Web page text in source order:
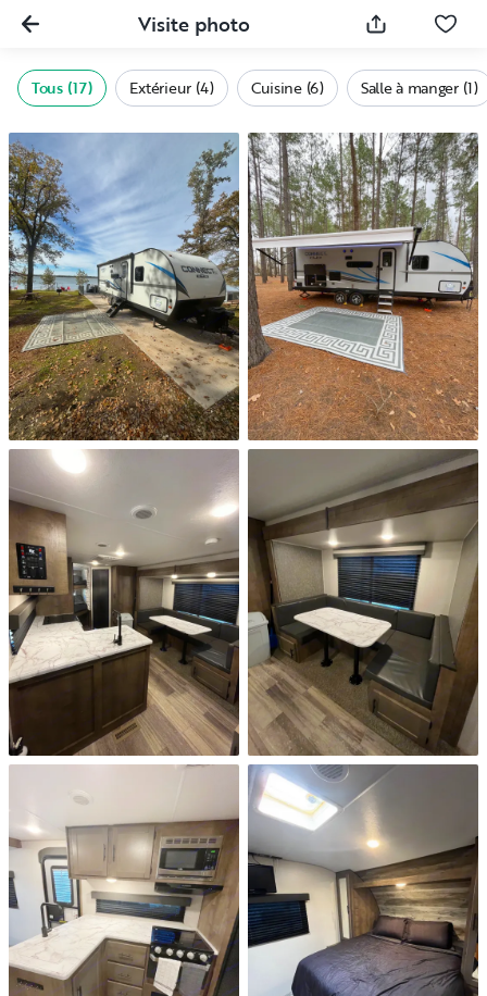
Visite photo
Tous (17) Extérieur (4) Cuisine (6) Salle à manger (1)